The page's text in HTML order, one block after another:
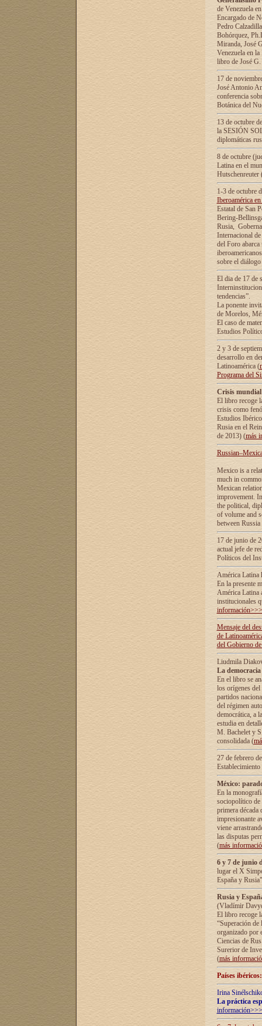
de Venezuela
Encargado de
Pedro
Bohórquez,
Miranda, José
Venezuela en
libro de José
17 de
José Antonio
conferencia
Botánica del
13 de octubre
la SESIÓN
diplomáticas
8 de octubre
Latina en el
1-3 de octubre
Iberoamérica
Estatal de San
Bering-
Rusia,
Internacional
del Foro
sobre el
El dia de 17 de
tendencias”.
La ponente
de Morelos,
El caso de
Estudios
2 y 3 de
desarrollo en
Latinoamérica (
Programa del
Crisis
El libro recoge
crisis como
Estudios
Rusia en el
de 2013) (más
Mexico is a
much in
Mexican
improvement.
the political,
of volume and
between
17 de junio de
actual jefe de
Políticos del
América Latina
En la presente
América Latina
institucionales
información>>>
Mensaje del
de
del Gobierno
Liudmila
La
En el libro se
los orígenes
partidos
del régimen
democrática, а
estudia en
М. Bachelet у
consolidada (
27 de febrero
México:
En la
sociopolítico de
primera década
impresionante
viene
las disputas
(más
6 y 7 de junio
lugar el X
España y
Rusia y
(Vladímir
El libro recoge
“Superación
organizado por
Ciencias de
Surerior de
(más
Países
Irina
La práctica
información>>>